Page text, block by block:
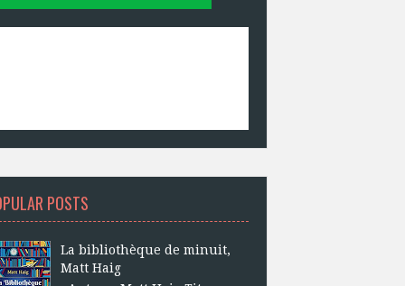
POSTS
La bibliothèque de minuit,
Matt Haig